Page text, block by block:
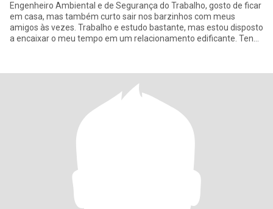
Engenheiro Ambiental e de Segurança do Trabalho, gosto de ficar
em casa, mas também curto sair nos barzinhos com meus
amigos às vezes. Trabalho e estudo bastante, mas estou disposto
a encaixar o meu tempo em um relacionamento edificante. Tenho